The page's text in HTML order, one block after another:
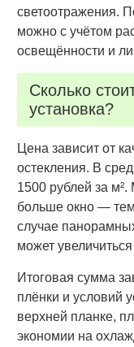
светоотражения.
можно с учётом
освещённости и
Сколько
установка?
Цена зависит от
остекления. В
1500 рублей за
больше окно —
случае
может
Итоговая сумма
плёнки и условий
верхней планке,
экономии на